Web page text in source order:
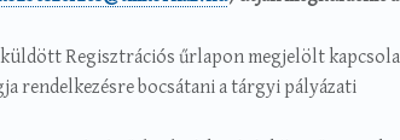
Regisztrációs űrlapon megjelölt
rendelkezésre bocsátani a tárgyi pályázati